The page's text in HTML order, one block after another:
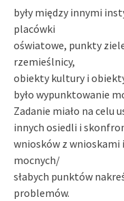
były między innymi
placówki
oświatowe, punkty
rzemieślnicy,
obiekty kultury i
było wypunktowanie
Zadanie miało na celu
innych osiedli i
wniosków z wnioskami
mocnych/
słabych punktów
problemów.